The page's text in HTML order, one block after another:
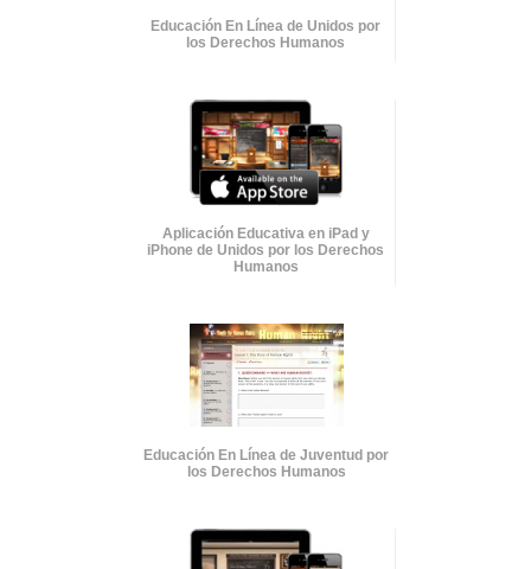
Educación En Línea de Unidos por
los Derechos Humanos
Aplicación Educativa en iPad y
iPhone de Unidos por los Derechos
Humanos
Educación En Línea de Juventud por
los Derechos Humanos